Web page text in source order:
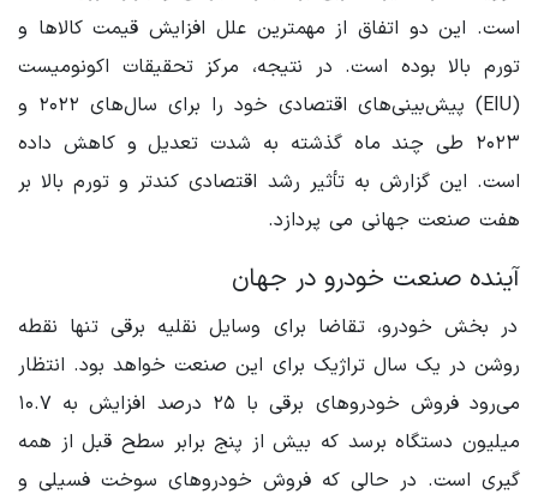
است. این دو اتفاق از مهمترین علل افزایش قیمت‌ کالاها و
تورم بالا بوده است. در نتیجه، مرکز تحقیقات اکونومیست
(EIU) پیش‌بینی‌های اقتصادی خود را برای سال‌های ۲۰۲۲ و
۲۰۲۳ طی چند ماه گذشته به شدت تعدیل و کاهش داده
است. این گزارش به تأثیر رشد اقتصادی کندتر و تورم بالا بر
هفت صنعت جهانی می پردازد.
آینده صنعت خودرو در جهان
در بخش خودرو، تقاضا برای وسایل نقلیه برقی تنها نقطه
روشن در یک سال تراژیک برای این صنعت خواهد بود. انتظار
می‌رود فروش خودروهای برقی با ۲۵ درصد افزایش به ۱۰.۷
میلیون دستگاه برسد که بیش از پنج برابر سطح قبل از همه
گیری است. در حالی که فروش خودروهای سوخت فسیلی و